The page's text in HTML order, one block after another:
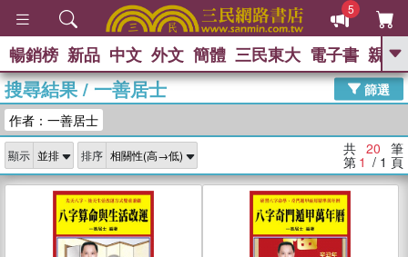
5
GO
暢銷榜 新品 中文 外文 簡體 三民東大 電子書 親子
搜尋結果/一善居士
篩選
作者：一善居士
顯示 排序 共 20 筆
第 1 / 1 頁